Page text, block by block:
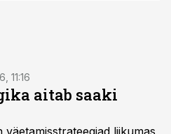
11:16
aitab saaki
liikumas